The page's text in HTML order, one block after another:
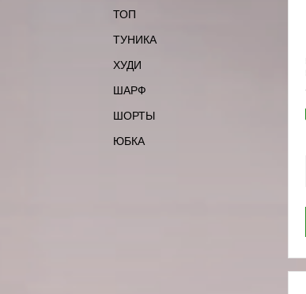
ТОП
ТУНИКА
ХУДИ
ШАРФ
ШОРТЫ
ЮБКА